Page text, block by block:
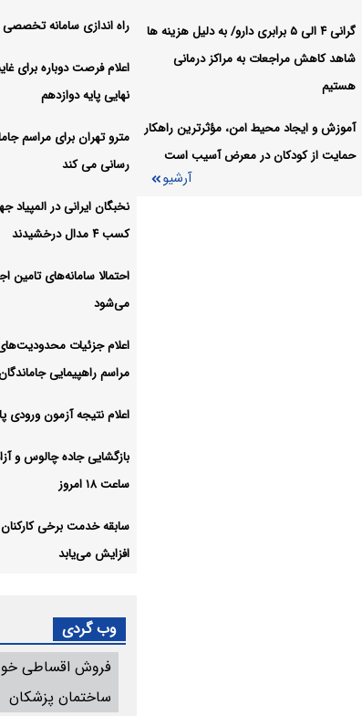
گرانی ۴ الی ۵ برابری دارو/ به دلیل هزینه ها
شاهد کاهش مراجعات به مراکز درمانی
هستیم
آموزش و ایجاد محیط امن، مؤثرترین راهکار
حمایت از کودکان در معرض آسیب است
آرشیو
راه اندازی سامانه تخصصی
اعلام فرصت دوباره برای
نهایی پایه دوازدهم
مترو تهران برای مراسم
رسانی می کند
نخبگان ایرانی در
کسب ۴ مدال درخشیدند
احتمالا سامانه‌های تامین
می‌شود
اعلام جزئیات
مراسم راهپیمایی
اعلام نتیجه آزمون
بازگشایی جاده چالوس و
ساعت ۱۸ امروز
سابقه خدمت برخی
افزایش می‌یابد
وب گردی
فروش اقساطی
ساختمان پزشکان